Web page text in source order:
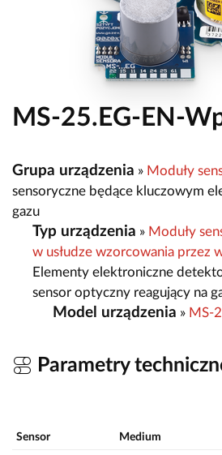
MS-25.EG-EN-
Grupa urządzenia » Moduły
sensoryczne będące kluczowym
gazu
Typ urządzenia » Moduły
w usłudze wzorcowania przez
Elementy elektroniczne
sensor optyczny reagujący na
Model urządzenia » MS-
Parametry
Sensor Medium